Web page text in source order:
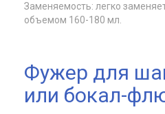
Заменяемость: легко
объемом 160-180 мл.
Фужер для
или бокал-